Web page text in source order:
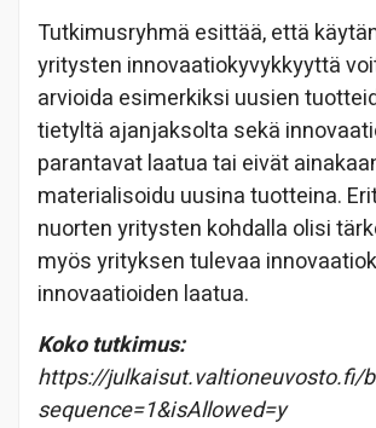
Tutkimusryhmä esittää, että
yritysten innovaatiokyvykkyyttä
arvioida esimerkiksi uusien
tietyltä ajanjaksolta sekä
parantavat laatua tai eivät
materialisoidu uusina tuotteina.
nuorten yritysten kohdalla olisi
myös yrityksen tulevaa
innovaatioiden laatua.
Koko tutkimus:
https://julkaisut.valtioneuvosto.fi/
sequence=1&isAllowed=y